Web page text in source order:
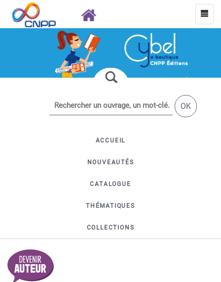
OK
ACCUEIL
NOUVEAUTÉS
CATALOGUE
THÉMATIQUES
COLLECTIONS